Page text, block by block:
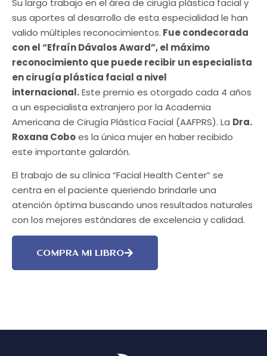
sus aportes al desarrollo de esta especialidad le han
valido múltiples reconocimientos. Fue condecorada
con el “Efraín Dávalos Award”, el máximo
reconocimiento que puede recibir un especialista
en cirugía plástica facial a nivel
internacional.Este premio es otorgado cada 4 años
a un especialista extranjero por la Academia
Americana de Cirugía Plástica Facial (AAFPRS). La Dra.
Roxana Coboes la única mujer en haber recibido
este importante galardón.
El trabajo de su clínica “Facial Health Center” se
centra en el paciente queriendo brindarle una
atención óptima buscando unos resultados naturales
con los mejores estándares de excelencia y calidad.
COMPRA MI LIBRO